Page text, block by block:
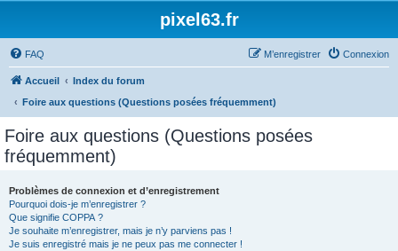
pixel63.fr
FAQ Connexion
M’enregistrer
Accueil
Index du forum
Foire aux questions (Questions posées fréquemment)
Foire aux questions (Questions posées
fréquemment)
Problèmes de connexion et d’enregistrement
Pourquoi dois-je m’enregistrer ?
Que signifie COPPA ?
Je souhaite m’enregistrer, mais je n’y parviens pas !
Je suis enregistré mais je ne peux pas me connecter !